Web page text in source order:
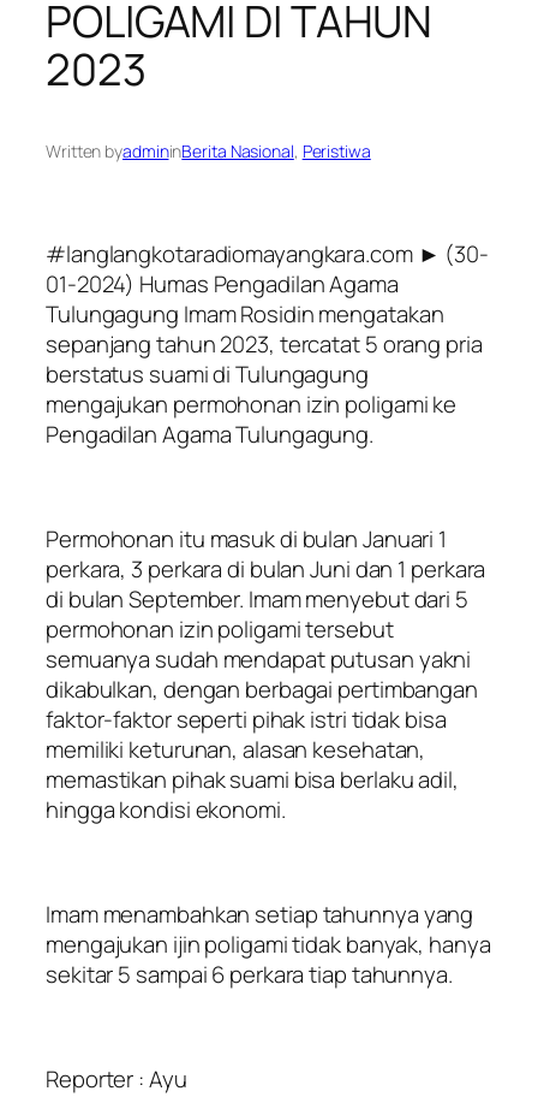
POLIGAMI DI TAHUN
2023
Written byadmininBerita Nasional, Peristiwa
#langlangkotaradiomayangkara.com ► (30-
01-2024) Humas Pengadilan Agama
Tulungagung Imam Rosidin mengatakan
sepanjang tahun 2023, tercatat 5 orang pria
berstatus suami di Tulungagung
mengajukan permohonan izin poligami ke
Pengadilan Agama Tulungagung.
Permohonan itu masuk di bulan Januari 1
perkara, 3 perkara di bulan Juni dan 1 perkara
di bulan September. Imam menyebut dari 5
permohonan izin poligami tersebut
semuanya sudah mendapat putusan yakni
dikabulkan, dengan berbagai pertimbangan
faktor-faktor seperti pihak istri tidak bisa
memiliki keturunan, alasan kesehatan,
memastikan pihak suami bisa berlaku adil,
hingga kondisi ekonomi.
Imam menambahkan setiap tahunnya yang
mengajukan ijin poligami tidak banyak, hanya
sekitar 5 sampai 6 perkara tiap tahunnya.
Reporter : Ayu